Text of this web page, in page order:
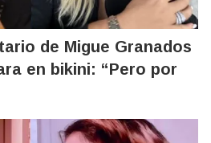
de Migue Granados
en bikini: “Pero por